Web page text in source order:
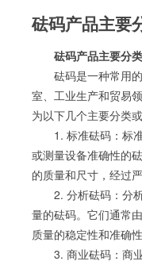
砝码产品主要
砝码产品主要分
砝码是一种常用
室、工业生产和贸易
为以下几个主要分类
1. 标准砝码：标
或测量设备准确性的
的质量和尺寸，经过
2. 分析砝码：分
量的砝码。它们通常
质量的稳定性和准确性
3. 商业砝码：商